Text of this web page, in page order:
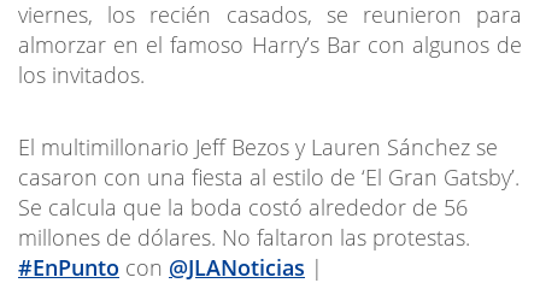
viernes, los recién casados, se reunieron para
almorzar en el famoso Harry’s Bar con algunos de
los invitados.
El multimillonario Jeff Bezos y Lauren Sánchez se
casaron con una fiesta al estilo de ‘El Gran Gatsby’.
Se calcula que la boda costó alrededor de 56
millones de dólares. No faltaron las protestas.
#EnPunto con @JLANoticias |